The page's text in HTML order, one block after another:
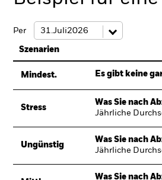
Per
Szenarien
Mindest. Es gibt keine
Stress
Was Sie nach
Jährliche
Ungünstig
Was Sie nach
Jährliche
Was Sie nach